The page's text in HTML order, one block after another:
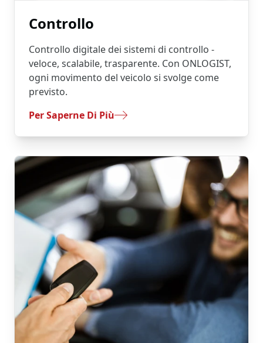
Controllo
Controllo digitale dei sistemi di controllo -
veloce, scalabile, trasparente. Con ONLOGIST,
ogni movimento del veicolo si svolge come
previsto.
Per Saperne Di Più
- Controllo